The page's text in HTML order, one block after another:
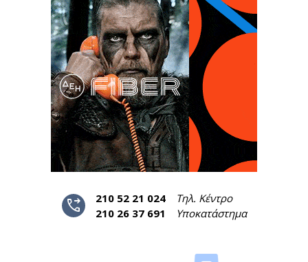
phone_forwarded 210 52 21 024
Τηλ. Κέντρο
210 26 37 691
Υποκατάστημα